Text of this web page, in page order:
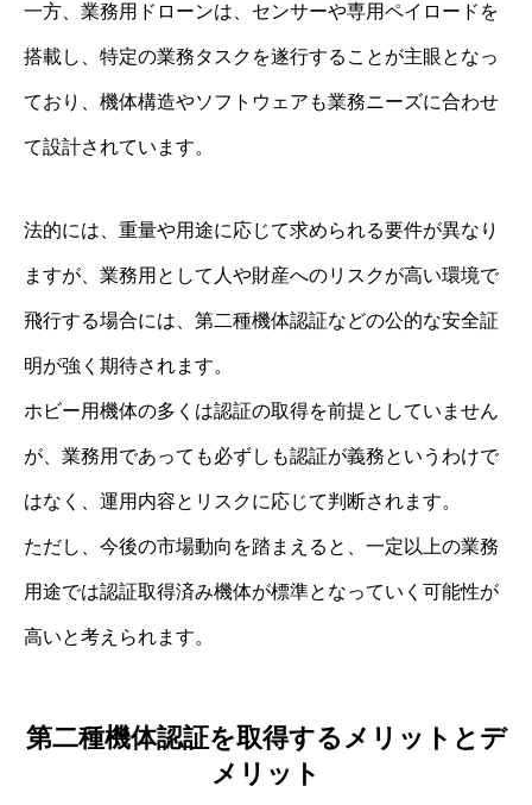
一方、業務用ドローンは、センサーや専用ペイロードを
搭載し、特定の業務タスクを遂行することが主眼となっ
ており、機体構造やソフトウェアも業務ニーズに合わせ
て設計されています。
法的には、重量や用途に応じて求められる要件が異なり
ますが、業務用として人や財産へのリスクが高い環境で
飛行する場合には、第二種機体認証などの公的な安全証
明が強く期待されます。
ホビー用機体の多くは認証の取得を前提としていません
が、業務用であっても必ずしも認証が義務というわけで
はなく、運用内容とリスクに応じて判断されます。
ただし、今後の市場動向を踏まえると、一定以上の業務
用途では認証取得済み機体が標準となっていく可能性が
高いと考えられます。
第二種機体認証を取得するメリットとデ
メリット